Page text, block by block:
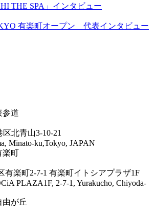
THE SPA」インタビュー
有楽町オープン 代表インタビュー
参道
北青山3-10-21
Minato-ku,Tokyo, JAPAN
楽町
有楽町2-7-1 有楽町イトシアプラザ1F
PLAZA1F, 2-7-1, Yurakucho, Chiyoda-
が丘